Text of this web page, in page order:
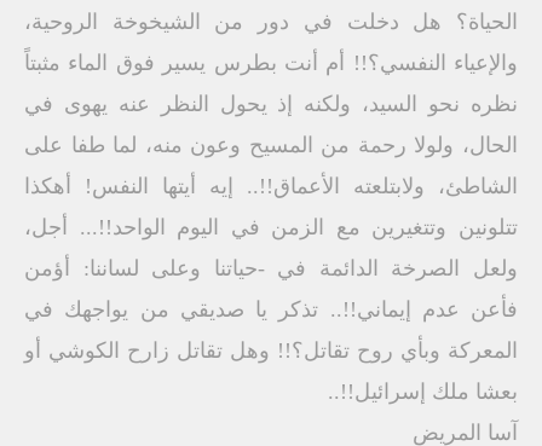
الحياة؟ هل دخلت في دور من الشيخوخة الروحية،
والإعياء النفسي؟!! أم أنت بطرس يسير فوق الماء مثبتاً
نظره نحو السيد، ولكنه إذ يحول النظر عنه يهوى في
الحال، ولولا رحمة من المسيح وعون منه، لما طفا على
الشاطئ، ولابتلعته الأعماق!!.. إيه أيتها النفس! أهكذا
تتلونين وتتغيرين مع الزمن في اليوم الواحد!!... أجل،
ولعل الصرخة الدائمة في -حياتنا وعلى لساننا: أؤمن
فأعن عدم إيماني!!.. تذكر يا صديقي من يواجهك في
المعركة وبأي روح تقاتل؟!! وهل تقاتل زارح الكوشي أو
بعشا ملك إسرائيل!!..
آسا المريض